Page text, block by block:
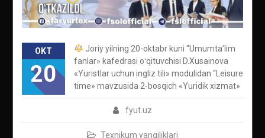
OKT
20
fyut.uz
Texnikum yangiliklari
Joriy yilning 20-oktabr kuni “Umumta’lim
fanlar» kafedrasi oʻqituvchisi D.Xusainova
«Yuristlar uchun ingliz tili» modulidan “Leisure
time» mavzusida 2-bosqich «Yuridik xizmat»